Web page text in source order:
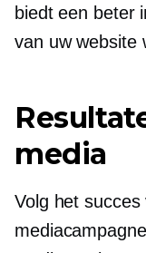
biedt een beter
van uw website
media
Volg het